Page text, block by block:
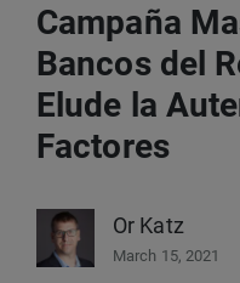
Campaña
Bancos del
Elude la
Factores
Or Katz
March 15, 2021